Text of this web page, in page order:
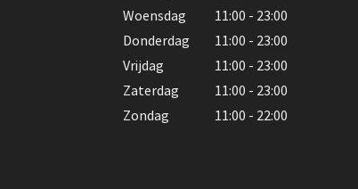
Woensdag
11:00 - 23:00
Donderdag
11:00 - 23:00
Vrijdag
11:00 - 23:00
Zaterdag
11:00 - 23:00
Zondag
11:00 - 22:00